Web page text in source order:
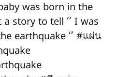
was born in the
story to tell ‘’ I was
earthquake ‘’ #แผ่น